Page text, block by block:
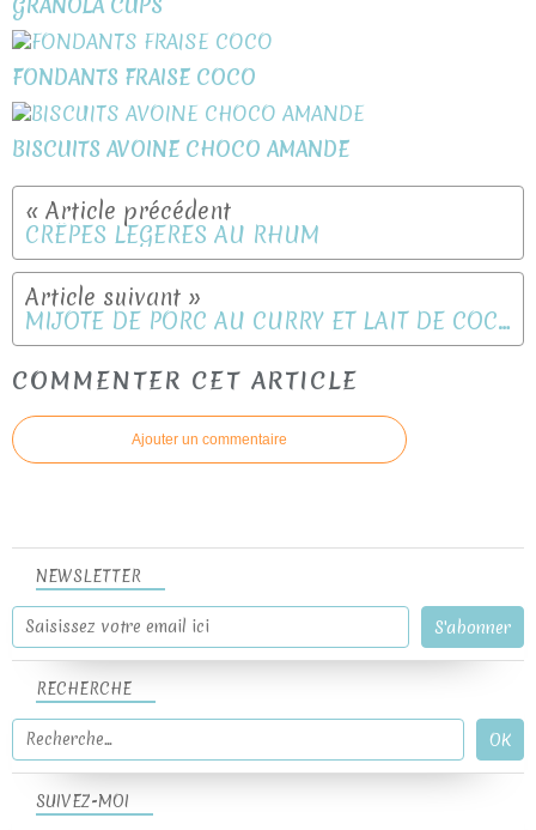
GRANOLA CUPS
FONDANTS FRAISE COCO
BISCUITS AVOINE CHOCO AMANDE
CRÊPES LÉGÈRES AU RHUM
MIJOTE DE PORC AU CURRY ET LAIT DE COCO
COMMENTER CET ARTICLE
Ajouter un commentaire
NEWSLETTER
SUIVEZ-MOI
RECHERCHE